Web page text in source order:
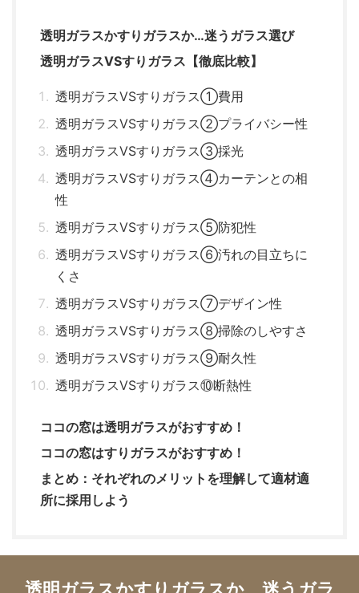
透明ガラスかすりガラスか…迷うガラス選び
透明ガラスVSすりガラス【徹底比較】
透明ガラスVSすりガラス①費用
透明ガラスVSすりガラス②プライバシー性
透明ガラスVSすりガラス③採光
透明ガラスVSすりガラス④カーテンとの相
性
透明ガラスVSすりガラス⑤防犯性
透明ガラスVSすりガラス⑥汚れの目立ちに
くさ
透明ガラスVSすりガラス⑦デザイン性
透明ガラスVSすりガラス⑧掃除のしやすさ
透明ガラスVSすりガラス⑨耐久性
透明ガラスVSすりガラス⑩断熱性
ココの窓は透明ガラスがおすすめ！
ココの窓はすりガラスがおすすめ！
まとめ：それぞれのメリットを理解して適材適
所に採用しよう